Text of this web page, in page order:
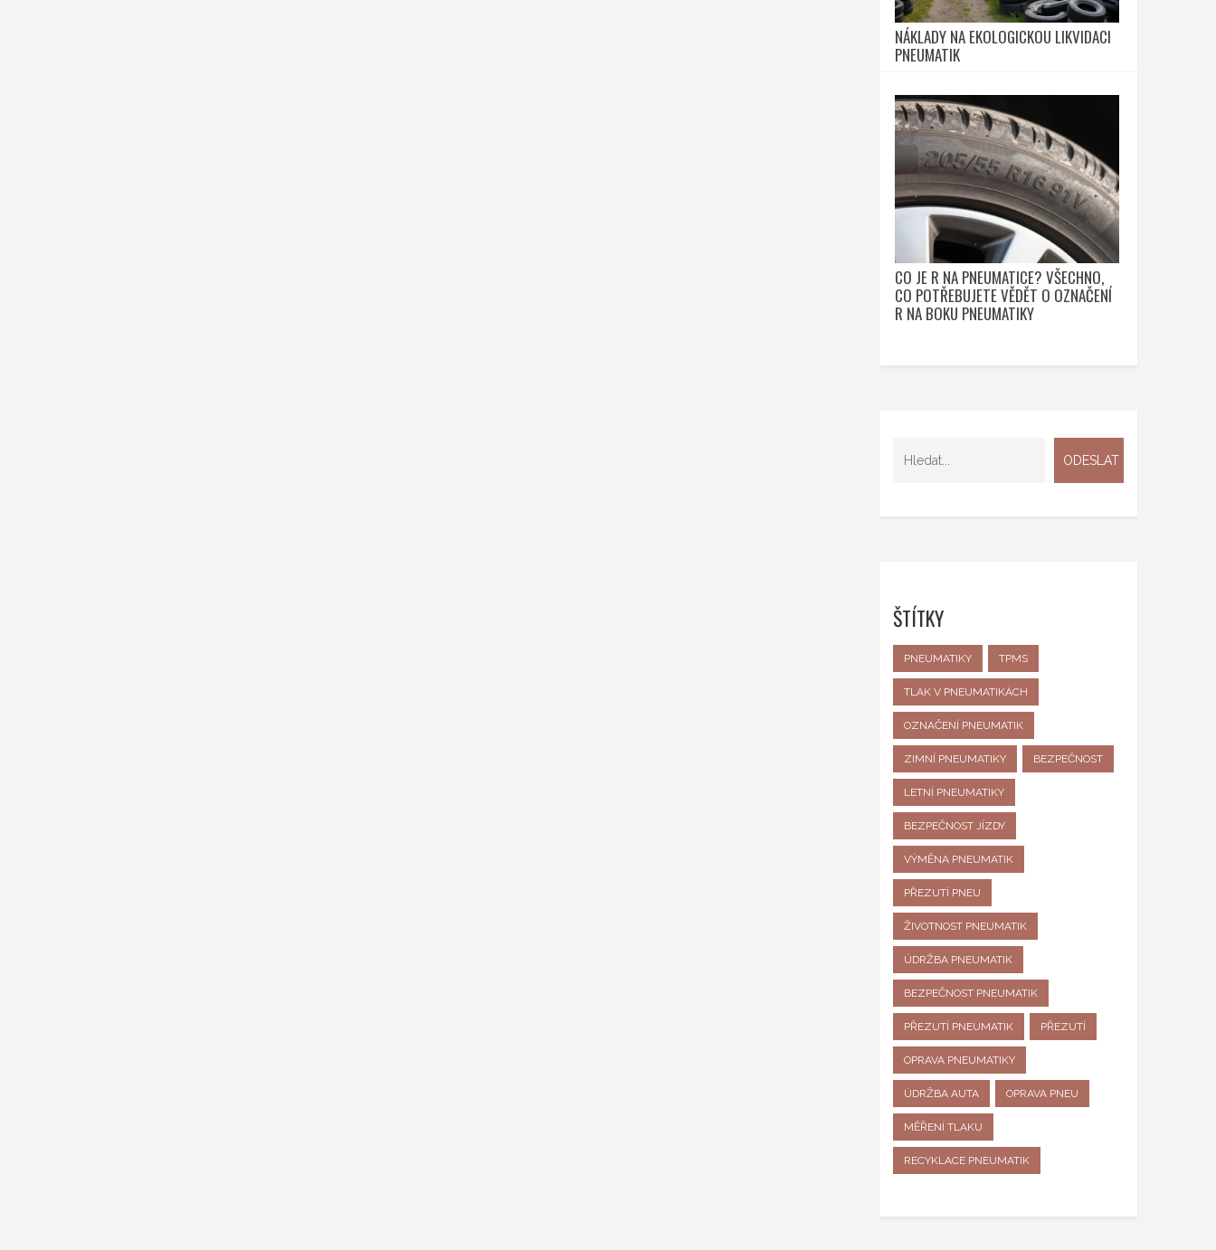
NÁKLADY NA EKOLOGICKOU LIKVIDACI
PNEUMATIK
CO JE R NA PNEUMATICE? VŠECHNO,
CO POTŘEBUJETE VĚDĚT O OZNAČENÍ
R NA BOKU PNEUMATIKY
ŠTÍTKY
PNEUMATIKY TPMS
TLAK V PNEUMATIKÁCH
OZNAČENÍ PNEUMATIK
ZIMNÍ PNEUMATIKY BEZPEČNOST
LETNÍ PNEUMATIKY
BEZPEČNOST JÍZDY
VÝMĚNA PNEUMATIK
PŘEZUTÍ PNEU
ŽIVOTNOST PNEUMATIK
ÚDRŽBA PNEUMATIK
BEZPEČNOST PNEUMATIK
PŘEZUTÍ PNEUMATIK PŘEZUTÍ
OPRAVA PNEUMATIKY
ÚDRŽBA AUTA OPRAVA PNEU
MĚŘENÍ TLAKU
RECYKLACE PNEUMATIK